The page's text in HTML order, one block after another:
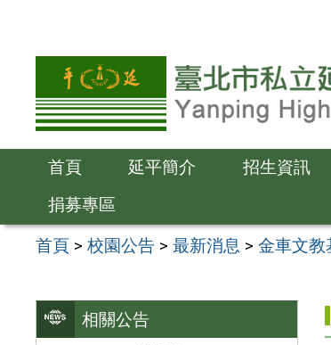
容
首頁 延平簡介 招生資訊
捐募專區
首頁 >校園公告 >最新消息 >金車文教
相關公告